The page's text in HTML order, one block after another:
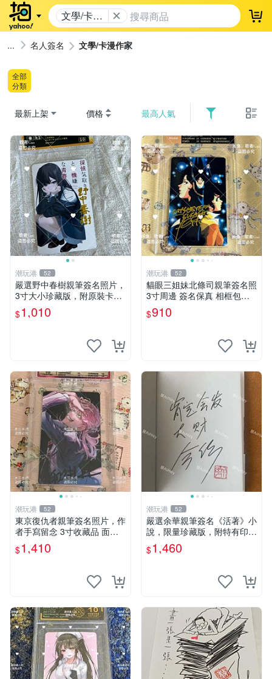
文學/卡漫
作家
登
名人簽名 文學/卡漫作家
全部
分類
最新上架 價格 最高人氣
潮玩港 52
嚴選野中春樹親筆簽名照片，
3寸大小珍藏版，附原裝卡
磚。青春探偵迷必收！ 青春
時代、探案主題 現場簽名照
$1,010
潮玩港 52
貓眼三姐妹北條司親筆簽名照
3寸周邊 簽名保真 相框包裝
貓眼三姐妹 北條司 周邊 貓眼
三姐妹 簽名照 包裝相框
$910
潮玩港 52
東京復仇者親筆簽名照片，作
者手寫留念 3寸收藏品 面簽
珍藏 東京裡ベンジャーズ 畫
家原創 約3x5.5cm 簽名版 國
$1,410
潮玩港 52
嚴選余華親筆簽名《活著》小
說，限量珍藏版，附特有印
章。 活著 小說 簽名書
$1,460